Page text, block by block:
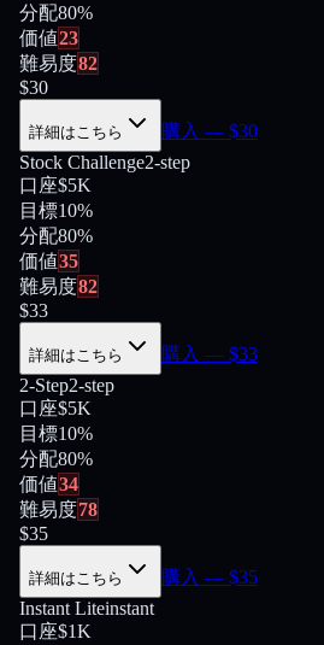
分配80%
価値23
難易度82
$30
詳細はこちら 購入 — $30
Stock Challenge2-step
口座$5K
目標10%
分配80%
価値35
難易度82
$33
詳細はこちら 購入 — $33
2-Step2-step
口座$5K
目標10%
分配80%
価値34
難易度78
$35
詳細はこちら 購入 — $35
Instant Liteinstant
口座$1K